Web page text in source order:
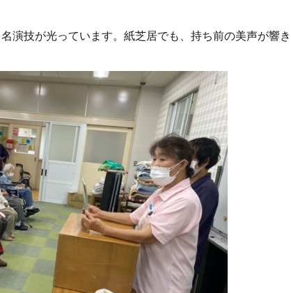
演技が光っています。紙芝居でも、持ち前の美声が響き